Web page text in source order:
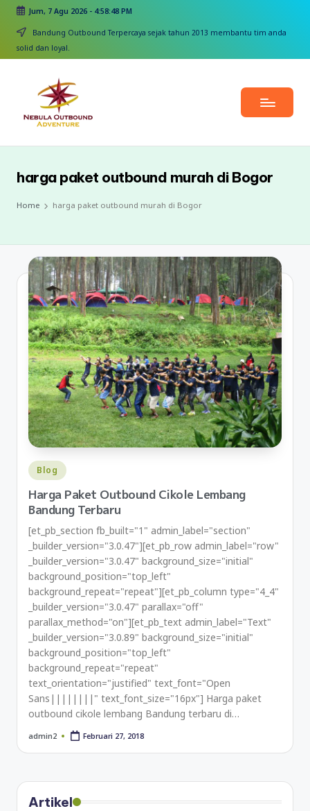
Skip
content
Jum, 7 Agu 2026- 4:58:49 PM
Bandung Outbound Terpercaya sejak tahun 2013 membantu tim anda
solid dan loyal.
harga paket outbound murah di Bogor
Home harga paket outbound murah di Bogor
Blog
Harga Paket Outbound Cikole Lembang
Bandung Terbaru
[et_pb_section fb_built="1" admin_label="section"
_builder_version="3.0.47"][et_pb_row admin_label="row"
_builder_version="3.0.47" background_size="initial"
background_position="top_left"
background_repeat="repeat"][et_pb_column type="4_4"
_builder_version="3.0.47" parallax="off"
parallax_method="on"][et_pb_text admin_label="Text"
_builder_version="3.0.89" background_size="initial"
background_position="top_left"
background_repeat="repeat"
text_orientation="justified" text_font="Open
Sans||||||||" text_font_size="16px"] Harga paket
outbound cikole lembang Bandung terbaru di…
admin2 Februari 27, 2018
Artikel